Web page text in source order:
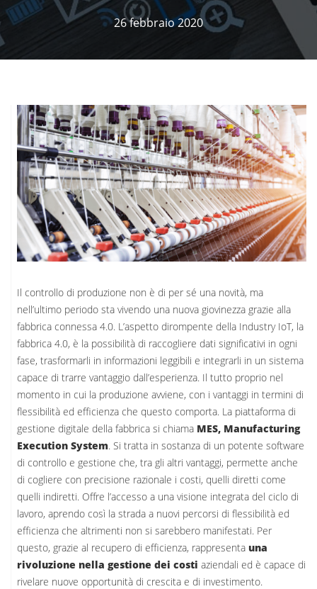
26 febbraio 2020
Il controllo di produzione non è di per sé una novità, ma
nell’ultimo periodo sta vivendo una nuova giovinezza grazie alla
fabbrica connessa 4.0. L’aspetto dirompente della Industry IoT, la
fabbrica 4.0, è la possibilità di raccogliere dati significativi in ogni
fase, trasformarli in informazioni leggibili e integrarli in un sistema
capace di trarre vantaggio dall’esperienza. Il tutto proprio nel
momento in cui la produzione avviene, con i vantaggi in termini di
flessibilità ed efficienza che questo comporta. La piattaforma di
gestione digitale della fabbrica si chiama MES, Manufacturing
Execution System. Si tratta in sostanza di un potente software
di controllo e gestione che, tra gli altri vantaggi, permette anche
di cogliere con precisione razionale i costi, quelli diretti come
quelli indiretti. Offre l’accesso a una visione integrata del ciclo di
lavoro, aprendo così la strada a nuovi percorsi di flessibilità ed
efficienza che altrimenti non si sarebbero manifestati. Per
questo, grazie al recupero di efficienza, rappresenta una
rivoluzione nella gestione dei costi aziendali ed è capace di
rivelare nuove opportunità di crescita e di investimento.